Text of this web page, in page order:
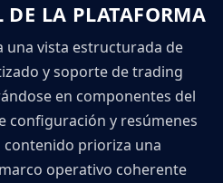
LA PLATAFORMA
una vista estructurada de
y soporte de trading
en componentes del
configuración y resúmenes
prioriza una
operativo coherente